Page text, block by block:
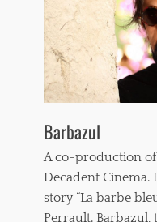
Barbazul
A co-production of
Decadent Cinema.
story “La barbe
Perrault. Barbazul,